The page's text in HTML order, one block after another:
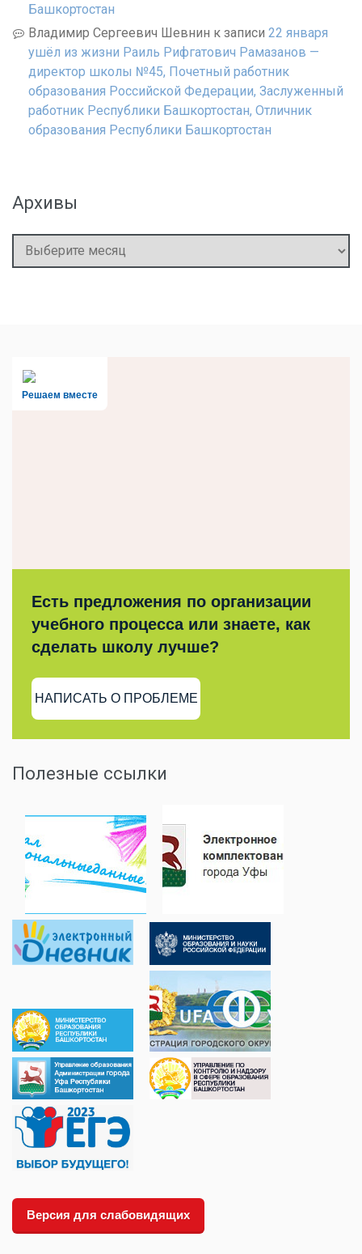
Башкортостан
Владимир Сергеевич Шевнин к записи 22 января
ушёл из жизни Раиль Рифгатович Рамазанов —
директор школы №45, Почетный работник
образования Российской Федерации, Заслуженный
работник Республики Башкортостан, Отличник
образования Республики Башкортостан
Архивы
Архивы
Решаем вместе
Есть предложения по организации
учебного процесса или знаете, как
сделать школу лучше?
НАПИСАТЬ О ПРОБЛЕМЕ
Полезные ссылки
Версия для слабовидящих